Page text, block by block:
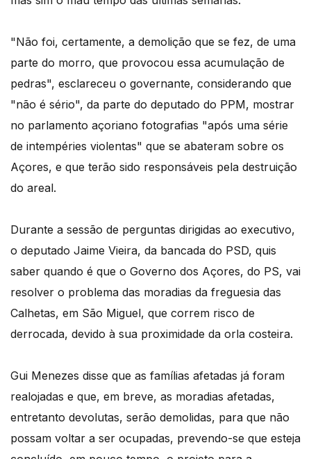
"Não foi, certamente, a demolição que se fez, de uma
parte do morro, que provocou essa acumulação de
pedras", esclareceu o governante, considerando que
"não é sério", da parte do deputado do PPM, mostrar
no parlamento açoriano fotografias "após uma série
de intempéries violentas" que se abateram sobre os
Açores, e que terão sido responsáveis pela destruição
do areal.
Durante a sessão de perguntas dirigidas ao executivo,
o deputado Jaime Vieira, da bancada do PSD, quis
saber quando é que o Governo dos Açores, do PS, vai
resolver o problema das moradias da freguesia das
Calhetas, em São Miguel, que correm risco de
derrocada, devido à sua proximidade da orla costeira.
Gui Menezes disse que as famílias afetadas já foram
realojadas e que, em breve, as moradias afetadas,
entretanto devolutas, serão demolidas, para que não
possam voltar a ser ocupadas, prevendo-se que esteja